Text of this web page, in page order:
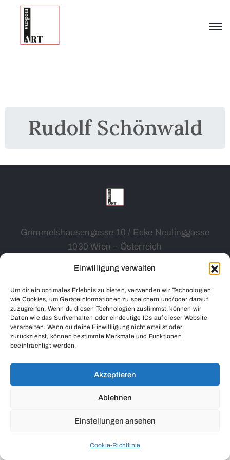
Einwilligung verwalten
Um dir ein optimales Erlebnis zu bieten, verwenden wir Technologien
wie Cookies, um Geräteinformationen zu speichern und/oder darauf
zuzugreifen. Wenn du diesen Technologien zustimmst, können wir
Daten wie das Surfverhalten oder eindeutige IDs auf dieser Website
verarbeiten. Wenn du deine Einwillligung nicht erteilst oder
zurückziehst, können bestimmte Merkmale und Funktionen
beeinträchtigt werden.
Akzeptieren
Ablehnen
Einstellungen ansehen
Cookie-Richtlinie
Rudolf Schönwald
Grimmelshausengasse 10 / Ecke Neulinggasse
1030 Wien – Österreich